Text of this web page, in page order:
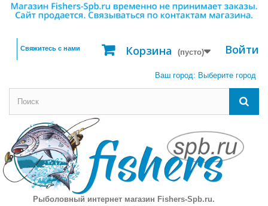
Войти
Корзина (пусто)
Свяжитесь с нами
Ваш город: Выберите город
Рыболовный интернет магазин Fishers-Spb.ru.